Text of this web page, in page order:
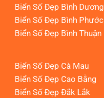
Biển Số Đẹp Bình Dương
Biển Số Đẹp Bình Phước
Biển Số Đẹp Bình Thuận
Biển Số Đẹp Cà Mau
Biển Số Đẹp Cao Bằng
Biển Số Đẹp Đắk Lắk